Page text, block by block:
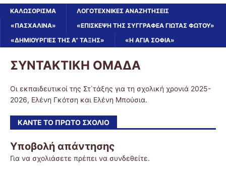
ΚΑΛΩΣΌΡΙΣΜΑ
ΛΟΓΟΤΕΧΝΙΚΈΣ ΑΝΑΖΗΤΉΣΕΙΣ
«ΠΑΣΧΑΛΙΝΑ»
«ΕΠΊΣΚΕΨΗ ΤΗΣ ΣΥΓΓΡΑΦΈΑ ΓΙΏΤΑΣ ΦΏΤΟΥ»
«ΔΗΜΙΟΥΡΓΊΕΣ ΤΗΣ Α” ΤΆΞΗΣ»
«Η ΑΓΊΑ ΣΟΦΊΑ»
ΣΥΝΤΑΚΤΙΚΗ ΟΜΑΔΑ
Οι εκπαιδευτικοί της Στ΄τάξης για τη σχολική χρονιά 2025-
2026, Ελένη Γκότση και Ελένη Μπούσια.
ΚΆΝΤΕ ΤΟ ΠΡΏΤΟ ΣΧΌΛΙΟ
Υποβολή απάντησης
Για να σχολιάσετε πρέπει να συνδεθείτε.